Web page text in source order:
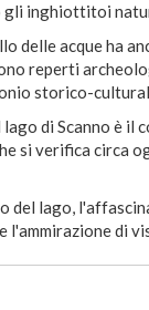
inghiottitoi
delle acque ha
reperti
storico-
di Scanno è il
si verifica circa
del lago,
l'ammirazione di